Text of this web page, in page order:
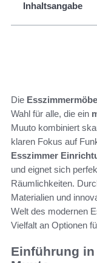
Inhaltsangabe
Die
Wahl für alle, die ein
Muuto kombiniert
klaren Fokus auf
Esszimmer
und eignet sich
Räumlichkeiten.
Materialien und
Welt des modernen
Vielfalt an Optionen
Einführung